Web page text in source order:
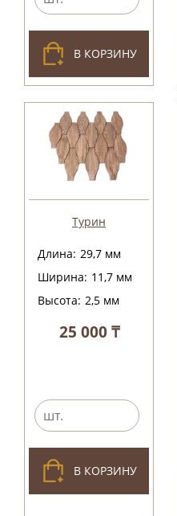
В КОРЗИНУ
Турин
Длина: 29,7 мм
Ширина: 11,7 мм
Высота: 2,5 мм
25 000 ₸
В КОРЗИНУ